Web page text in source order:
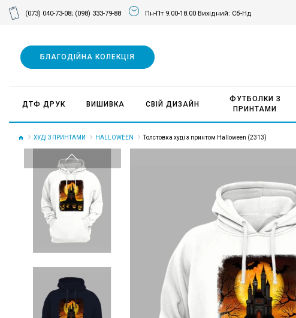
(073) 040-73-08; (098) 333-79-88 Пн-Пт 9.00-18.00 Вихідний: Сб-Нд
БЛАГОДІЙНА КОЛЕКЦІЯ
ДТФ ДРУК ВИШИВКА СВІЙ ДИЗАЙН
ФУТБОЛКИ З
ПРИНТАМИ
ХУДІ З ПРИНТАМИ HALLOWEEN Толстовка худі з принтом Halloween (2313)